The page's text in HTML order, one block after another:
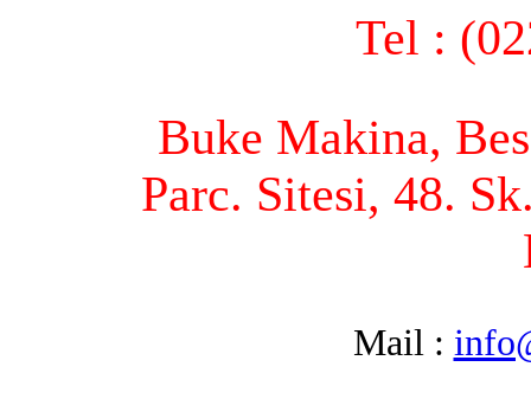
Tel :
Buke Makina,
Parc. Sitesi, 48.
Mail :